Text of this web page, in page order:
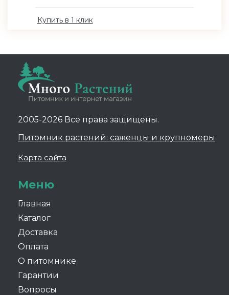
Купить в 1 клик
2005-2026 Все права защищены.
Питомник растений: саженцы и крупномеры
Карта сайта
Меню
Главная
Каталог
Доставка
Оплата
О питомнике
Гарантии
Вопросы